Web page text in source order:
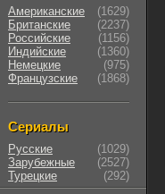
Американские
(1629)
Британские
(2237)
Российские
(1156)
Индийские
(1360)
Немецкие
(975)
Французские
(1868)
Сериалы
Русские
(1029)
Зарубежные
(2527)
Турецкие
(292)